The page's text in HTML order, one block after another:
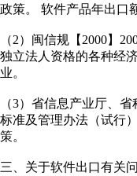
政策。 软件产品年出口
（2）闽信规【2000】
独立法人资格的各种经
业。
（3）省信息产业厅、
标准及管理办法（试行
策。
三、关于软件出口有关